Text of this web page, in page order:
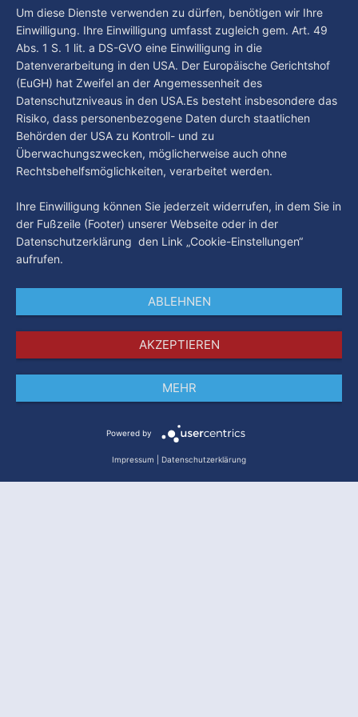
in unserer Stadt an? Fragen, die von Montag bis Freitag LIVE
um 18 Uhr beantwortet werden - auf YouTube und im TV.
By Luca Kimmel 5. Aug. 2026
Datenschutz
Um diese Dienste verwenden zu dürfen, benötigen wir Ihre
Einwilligung. Ihre Einwilligung umfasst zugleich gem. Art. 49
Abs. 1 S. 1 lit. a DS-GVO eine Einwilligung in die
Datenverarbeitung in den USA. Der Europäische Gerichtshof
(EuGH) hat Zweifel an der Angemessenheit des
Datenschutzniveaus in den USA.Es besteht insbesondere das
Risiko, dass personenbezogene Daten durch staatlichen
Behörden der USA zu Kontroll- und zu
Überwachungszwecken, möglicherweise auch ohne
Rechtsbehelfsmöglichkeiten, verarbeitet werden.
Ihre Einwilligung können Sie jederzeit widerrufen, in dem Sie in
der Fußzeile (Footer) unserer Webseite oder in der
Datenschutzerklärung den Link „Cookie-Einstellungen“
aufrufen.
ABLEHNEN
AKZEPTIEREN
MEHR
Powered by
Impressum Datenschutzerklärung